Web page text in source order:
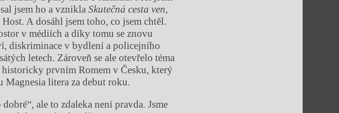
jsem ho a vzniklaSkutečná cesta ven,
A dosáhl jsem toho, co jsem chtěl.
v médiích a díky tomu se znovu
diskriminace v bydlení a policejního
letech. Zároveň se ale otevřelo téma
prvním Romem v Česku, který
litera za debut roku.
ale to zdaleka není pravda. Jsme